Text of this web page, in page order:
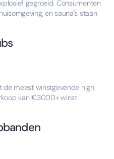
gegroeid. Consumenten
en sauna's staan
de meest winstgevende high
kan €3000+ winst